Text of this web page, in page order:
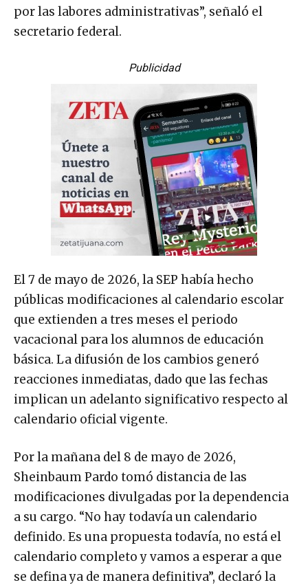
por las labores administrativas”, señaló el
secretario federal.
Publicidad
El 7 de mayo de 2026, la SEP había hecho
públicas modificaciones al calendario escolar
que extienden a tres meses el periodo
vacacional para los alumnos de educación
básica. La difusión de los cambios generó
reacciones inmediatas, dado que las fechas
implican un adelanto significativo respecto al
calendario oficial vigente.
Por la mañana del 8 de mayo de 2026,
Sheinbaum Pardo tomó distancia de las
modificaciones divulgadas por la dependencia
a su cargo. “No hay todavía un calendario
definido. Es una propuesta todavía, no está el
calendario completo y vamos a esperar a que
se defina ya de manera definitiva”, declaró la